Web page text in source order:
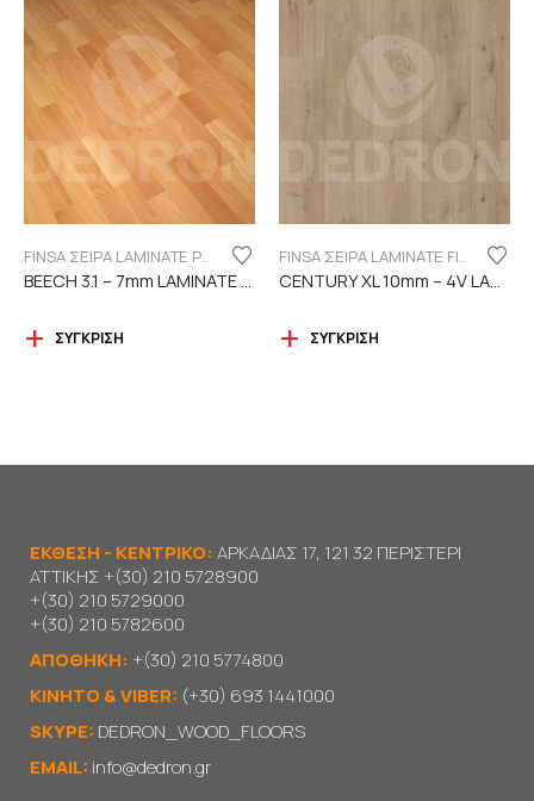
ΣΎΓΚΡΙΣΗ ΣΎΓΚΡΙΣΗ
ΕΚΘΕΣΗ - ΚΕΝΤΡΙΚΟ:ΑΡΚΑΔΙΑΣ 17, 121 32 ΠΕΡΙΣΤΕΡΙ
ΑΤΤΙΚΗΣ +(30) 210 5728900
+(30) 210 5729000
+(30) 210 5782600
ΑΠΟΘΗΚΗ: +(30) 210 5774800
KΙΝΗΤΟ & VIBER: (+30) 693 1441000
SKYPE: DEDRON_WOOD_FLOORS
EMAIL: info@dedron.gr